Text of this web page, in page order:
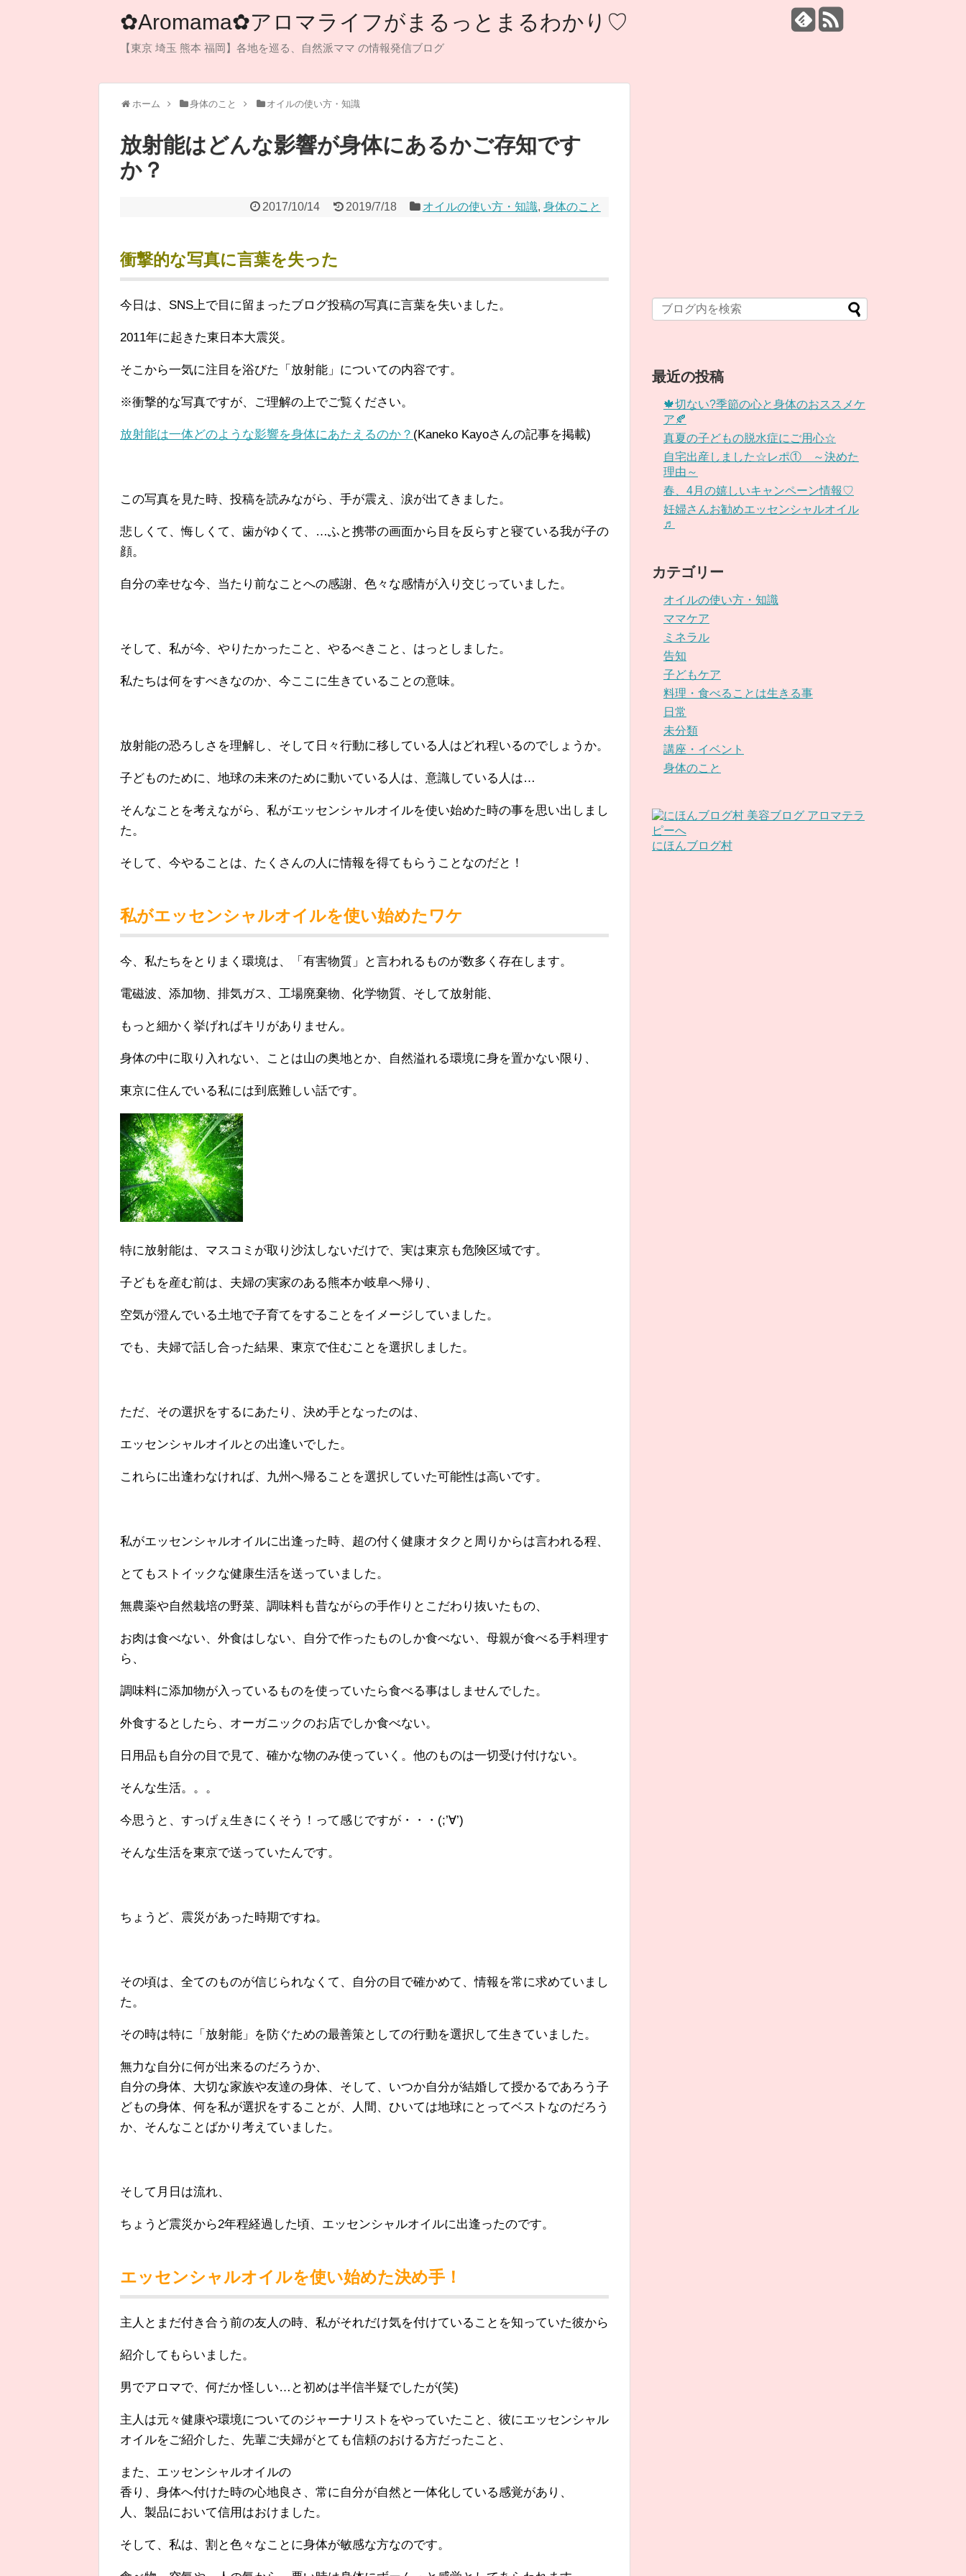
✿Aromama✿アロマライフがまるっとまるわかり♡
【東京 埼玉 熊本 福岡】各地を巡る、自然派ママ の情報発信ブログ
ホーム 身体のこと オイルの使い方・知識
放射能はどんな影響が身体にあるかご存知です
か？
2017/10/14 2019/7/18 オイルの使い方・知識, 身体のこと
衝撃的な写真に言葉を失った
今日は、SNS上で目に留まったブログ投稿の写真に言葉を失いました。
2011年に起きた東日本大震災。
そこから一気に注目を浴びた「放射能」についての内容です。
※衝撃的な写真ですが、ご理解の上でご覧ください。
放射能は一体どのような影響を身体にあたえるのか？ (Kaneko Kayoさんの記事を掲載)
この写真を見た時、投稿を読みながら、手が震え、涙が出てきました。
悲しくて、悔しくて、歯がゆくて、…ふと携帯の画面から目を反らすと寝ている我が子の
顔。
自分の幸せな今、当たり前なことへの感謝、色々な感情が入り交じっていました。
そして、私が今、やりたかったこと、やるべきこと、はっとしました。
私たちは何をすべきなのか、今ここに生きていることの意味。
放射能の恐ろしさを理解し、そして日々行動に移している人はどれ程いるのでしょうか。
子どものために、地球の未来のために動いている人は、意識している人は…
そんなことを考えながら、私がエッセンシャルオイルを使い始めた時の事を思い出しまし
た。
そして、今やることは、たくさんの人に情報を得てもらうことなのだと！
私がエッセンシャルオイルを使い始めたワケ
今、私たちをとりまく環境は、「有害物質」と言われるものが数多く存在します。
電磁波、添加物、排気ガス、工場廃棄物、化学物質、そして放射能、
もっと細かく挙げればキリがありません。
身体の中に取り入れない、ことは山の奥地とか、自然溢れる環境に身を置かない限り、
東京に住んでいる私には到底難しい話です。
特に放射能は、マスコミが取り沙汰しないだけで、実は東京も危険区域です。
子どもを産む前は、夫婦の実家のある熊本か岐阜へ帰り、
空気が澄んでいる土地で子育てをすることをイメージしていました。
でも、夫婦で話し合った結果、東京で住むことを選択しました。
ただ、その選択をするにあたり、決め手となったのは、
エッセンシャルオイルとの出逢いでした。
これらに出逢わなければ、九州へ帰ることを選択していた可能性は高いです。
私がエッセンシャルオイルに出逢った時、超の付く健康オタクと周りからは言われる程、
とてもストイックな健康生活を送っていました。
無農薬や自然栽培の野菜、調味料も昔ながらの手作りとこだわり抜いたもの、
お肉は食べない、外食はしない、自分で作ったものしか食べない、母親が食べる手料理す
ら、
調味料に添加物が入っているものを使っていたら食べる事はしませんでした。
外食するとしたら、オーガニックのお店でしか食べない。
日用品も自分の目で見て、確かな物のみ使っていく。他のものは一切受け付けない。
そんな生活。。。
今思うと、すっげぇ生きにくそう！って感じですが・・・(;’∀’)
そんな生活を東京で送っていたんです。
ちょうど、震災があった時期ですね。
その頃は、全てのものが信じられなくて、自分の目で確かめて、情報を常に求めていまし
た。
その時は特に「放射能」を防ぐための最善策としての行動を選択して生きていました。
無力な自分に何が出来るのだろうか、
自分の身体、大切な家族や友達の身体、そして、いつか自分が結婚して授かるであろう子
どもの身体、何を私が選択をすることが、人間、ひいては地球にとってベストなのだろう
か、そんなことばかり考えていました。
そして月日は流れ、
ちょうど震災から2年程経過した頃、エッセンシャルオイルに出逢ったのです。
エッセンシャルオイルを使い始めた決め手！
主人とまだ付き合う前の友人の時、私がそれだけ気を付けていることを知っていた彼から
紹介してもらいました。
男でアロマで、何だか怪しい…と初めは半信半疑でしたが(笑)
主人は元々健康や環境についてのジャーナリストをやっていたこと、彼にエッセンシャル
オイルをご紹介した、先輩ご夫婦がとても信頼のおける方だったこと、
また、エッセンシャルオイルの
香り、身体へ付けた時の心地良さ、常に自分が自然と一体化している感覚があり、
人、製品において信用はおけました。
そして、私は、割と色々なことに身体が敏感な方なのです。
最近の投稿
🍁切ない?季節の心と身体のおススメケ
ア🍂
真夏の子どもの脱水症にご用心☆
自宅出産しました☆レポ① ～決めた
理由～
春、4月の嬉しいキャンペーン情報♡
妊婦さんお勧めエッセンシャルオイル
♬
カテゴリー
オイルの使い方・知識
ママケア
ミネラル
告知
子どもケア
料理・食べることは生きる事
日常
未分類
講座・イベント
身体のこと
にほんブログ村